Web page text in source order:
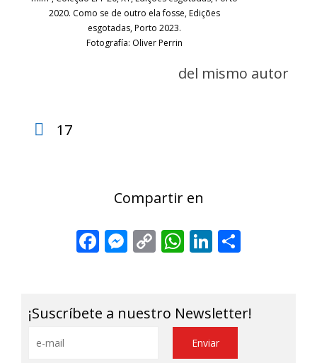
2020. Como se de outro ela fosse, Edições
esgotadas, Porto 2023.
Fotografía: Oliver Perrin
del mismo autor
17
Compartir en
Facebook
Messenger
CopyWhatsApp
LinkedIn
¡Suscríbete a nuestro Newsletter!